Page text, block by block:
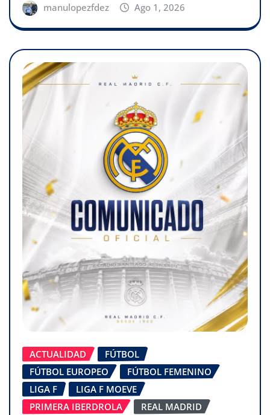
manulopezfdez Ago 1, 2026
ACTUALIDAD
FÚTBOL
FÚTBOL EUROPEO
FÚTBOL FEMENINO
LIGA F
LIGA F MOEVE
PRIMERA IBERDROLA
REAL MADRID